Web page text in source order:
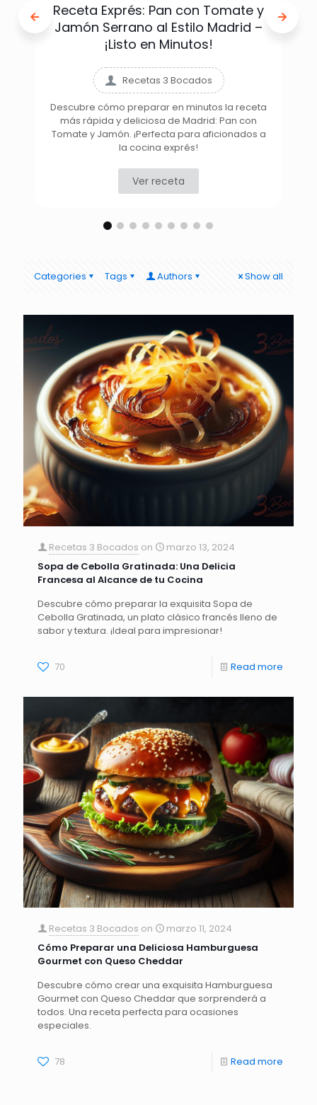
Receta Exprés: Pan con Tomate y
Jamón Serrano al Estilo Madrid –
¡Listo en Minutos!
Recetas 3 Bocados
Descubre cómo preparar en minutos la receta
más rápida y deliciosa de Madrid: Pan con
Tomate y Jamón. ¡Perfecta para aficionados a
la cocina exprés!
Ver receta
Categories Tags Authors Show all
Recetas 3 Bocados on
marzo 13, 2024
Sopa de Cebolla Gratinada: Una Delicia
Francesa al Alcance de tu Cocina
Descubre cómo preparar la exquisita Sopa de
Cebolla Gratinada, un plato clásico francés lleno de
sabor y textura. ¡Ideal para impresionar!
70 Read more
Recetas 3 Bocados on
marzo 11, 2024
Cómo Preparar una Deliciosa Hamburguesa
Gourmet con Queso Cheddar
Descubre cómo crear una exquisita Hamburguesa
Gourmet con Queso Cheddar que sorprenderá a
todos. Una receta perfecta para ocasiones
especiales.
78 Read more